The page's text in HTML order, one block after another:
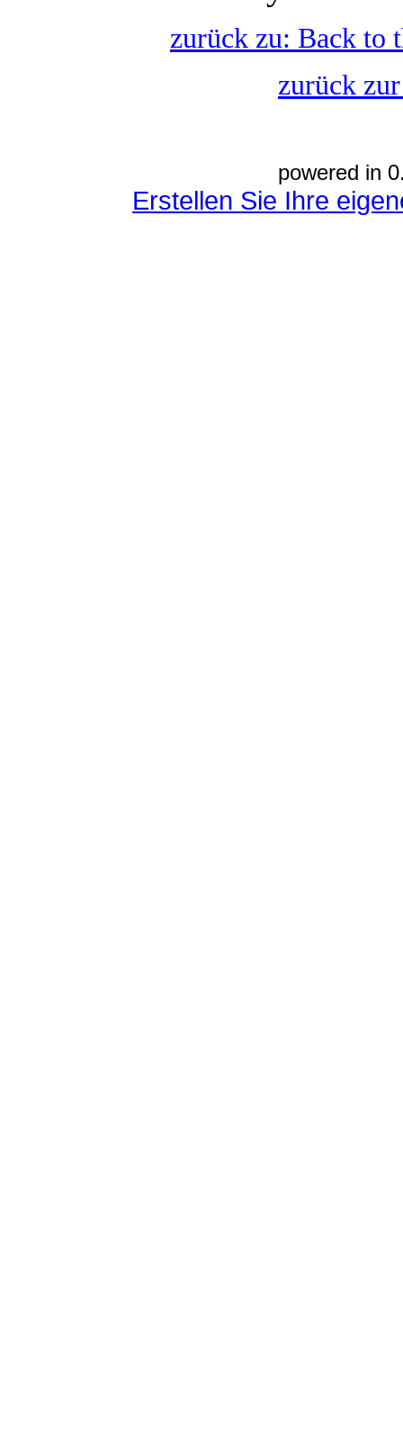
zurück zu: Back to
zurück
powered in
Erstellen Sie Ihre